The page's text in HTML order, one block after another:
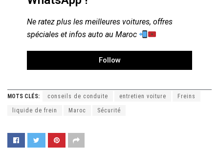
Ne ratez plus les meilleures voitures, offres
spéciales et infos auto au Maroc
Follow
MOTS CLÉS: conseils de conduite entretien voiture Freins
liquide de frein Maroc Sécurité